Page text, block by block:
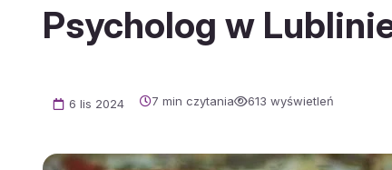
Psycholog w
6 lis 2024 7 min czytania 613 wyświetleń